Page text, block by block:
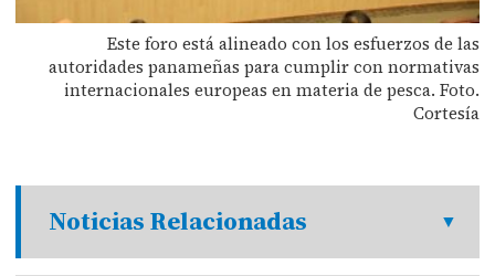
Este foro está alineado con los esfuerzos de las
autoridades panameñas para cumplir con normativas
internacionales europeas en materia de pesca. Foto.
Cortesía
Noticias Relacionadas